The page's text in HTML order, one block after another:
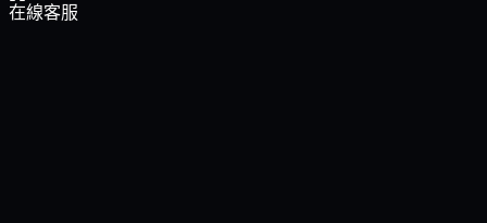
在線客服